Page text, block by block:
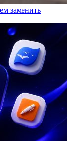
заменить